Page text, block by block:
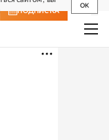
OK
ПОДПИСКА